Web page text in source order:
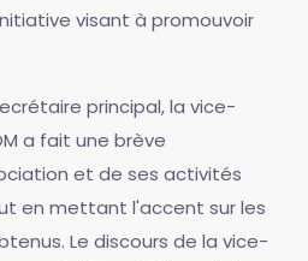
visant à promouvoir
principal, la vice-
a fait une brève
et de ses activités
en mettant l'accent sur les
Le discours de la vice-